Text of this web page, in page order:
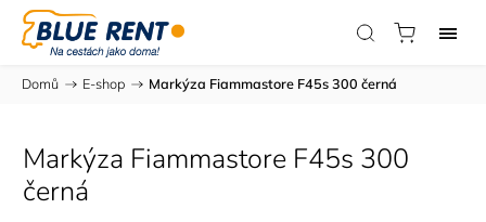
Domů / E-shop / Markýza Fiammastore F45s 300 černá
Markýza Fiammastore F45s 300
černá